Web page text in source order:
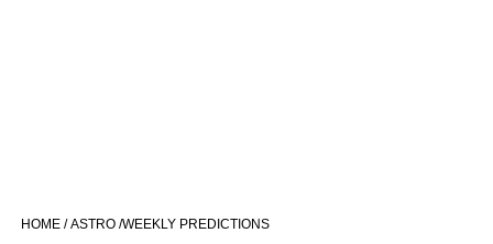
HOME /ASTRO /WEEKLY PREDICTIONS